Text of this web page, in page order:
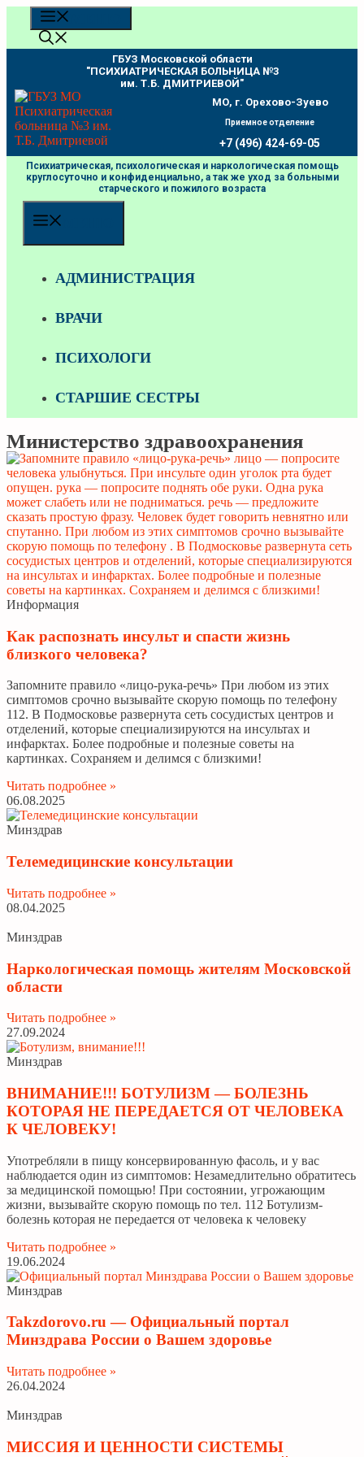
Перейти
содержимому
ГБУЗ Московской области
"ПCИХИАТРИЧЕСКАЯ БОЛЬНИЦА №3
им. Т.Б. ДМИТРИЕВОЙ"
МО, г. Орехово-Зуево
Приемное отделение
+7 (496) 424-69-05
Психиатрическая, психологическая и наркологическая помощь
круглосуточно и конфиденциально, а так же уход за больными
старческого и пожилого возраста
АДМИНИСТРАЦИЯ
ВРАЧИ
ПСИХОЛОГИ
СТАРШИЕ СЕСТРЫ
Министерство здравоохранения
Информация
Как распознать инсульт и спасти жизнь
близкого человека?
Запомните правило «лицо-рука-речь» При любом из этих
симптомов срочно вызывайте скорую помощь по телефону
112. В Подмосковье развернута сеть сосудистых центров и
отделений, которые специализируются на инсультах и
инфарктах. Более подробные и полезные советы на
картинках. Сохраняем и делимся с близкими!
Читать подробнее »
06.08.2025
Минздрав
Телемедицинские консультации
Читать подробнее »
08.04.2025
Минздрав
Наркологическая помощь жителям Московской
области
Читать подробнее »
27.09.2024
Минздрав
ВНИМАНИЕ!!! БОТУЛИЗМ — БОЛЕЗНЬ
КОТОРАЯ НЕ ПЕРЕДАЕТСЯ ОТ ЧЕЛОВЕКА
К ЧЕЛОВЕКУ!
Употребляли в пищу консервированную фасоль, и у вас
наблюдается один из симптомов: Незамедлительно обратитесь
за медицинской помощью! При состоянии, угрожающим
жизни, вызывайте скорую помощь по тел. 112 Ботулизм-
болезнь которая не передается от человека к человеку
Читать подробнее »
19.06.2024
Минздрав
Takzdorovo.ru — Официальный портал
Минздрава России о Вашем здоровье
Читать подробнее »
26.04.2024
Минздрав
МИССИЯ И ЦЕННОСТИ СИСТЕМЫ